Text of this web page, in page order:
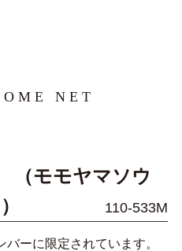
NET
（モモヤマソウ
110-533M
ーに限定されています。